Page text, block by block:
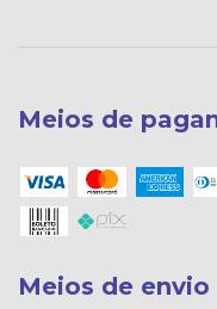
Meios de
Meios de envio